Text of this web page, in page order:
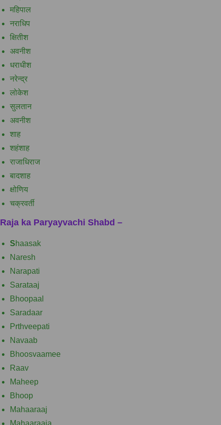
महिपाल
नराधिप
क्षितीश
अवनीश
धराधीश
नरेन्द्र
लोकेश
सुलतान
अवनीश
शाह
शहंशाह
राजाधिराज
बादशाह
क्षोणिय
चक्रवर्ती
Raja ka Paryayvachi Shabd –
Shaasak
Naresh
Narapati
Sarataaj
Bhoopaal
Saradaar
Prthveepati
Navaab
Bhoosvaamee
Raav
Maheep
Bhoop
Mahaaraaj
Mahaaraaja